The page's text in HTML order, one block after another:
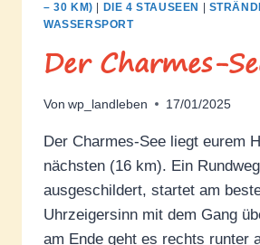
– 30 KM)
DIE 4 STAUSEEN
WASSERSPORT
Der Charmes-
Von wp_landleben 17/01/2025
Der Charmes-See liegt eurem
nächsten (16 km). Ein
ausgeschildert, startet am
Uhrzeigersinn mit dem Gang
am Ende geht es rechts runter